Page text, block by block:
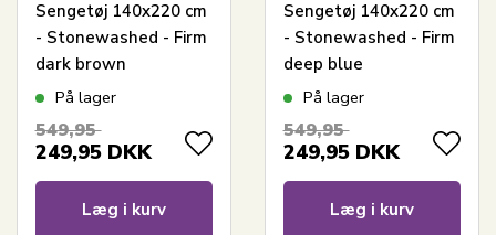
Sengetøj 140x220 cm
- Stonewashed - Firm
dark brown
På lager
549,95
249,95 DKK
Læg i kurv
Sengetøj 140x220 cm
- Stonewashed - Firm
deep blue
På lager
549,95
249,95 DKK
Læg i kurv